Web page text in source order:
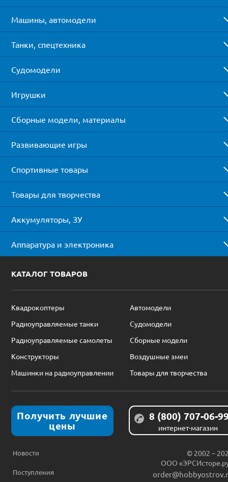
Машины, автомодели
Танки, спецтехника
Судомодели
Игрушки
Сборные модели, материалы
Развивающие игры
Спортивные товары
Товары для творчества
Аккумуляторы, ЗУ
Аппаратура и электроника
КАТАЛОГ ТОВАРОВ
Квадрокоптеры
Автомодели
Радиоуправляемые танки
Судомодели
Радиоуправляемые самолеты
Сборные модели
Конструкторы
Воздушные змеи
Машинки на радиоуправлении
Товары для творчества
Получить лучшие
цены
8 (800) 707-06-
интернет-магазин
Новости
Поступления
© 2002 –
ООО